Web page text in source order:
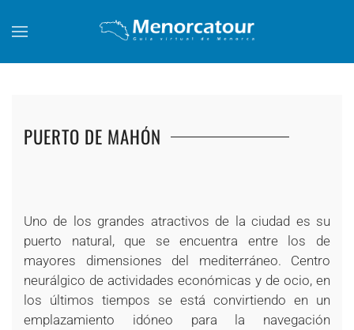
Skip to main content
PUERTO DE MAHÓN
Uno de los grandes atractivos de la ciudad es su
puerto natural, que se encuentra entre los de
mayores dimensiones del mediterráneo. Centro
neurálgico de actividades económicas y de ocio, en
los últimos tiempos se está convirtiendo en un
emplazamiento idóneo para la navegación